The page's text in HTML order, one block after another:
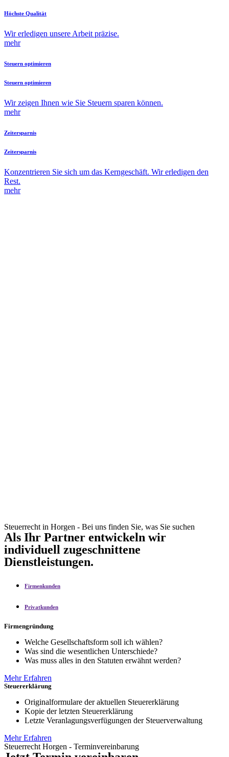
Höchste Qualität
Wir erledigen unsere Arbeit präzise.
mehr
Steuern optimieren
Steuern optimieren
Wir zeigen Ihnen wie Sie Steuern sparen können.
mehr
Zeitersparnis
Zeitersparnis
Konzentrieren Sie sich um das Kerngeschäft. Wir erledigen den
Rest.
mehr
Steuerrecht in Horgen - Bei uns finden Sie, was Sie suchen
Als Ihr Partner entwickeln wir
individuell zugeschnittene
Dienstleistungen.
Firmenkunden
Privatkunden
Firmengründung
Welche Gesellschaftsform soll ich wählen?
Was sind die wesentlichen Unterschiede?
Was muss alles in den Statuten erwähnt werden?
Mehr Erfahren
Steuererklärung
Originalformulare der aktuellen Steuererklärung
Kopie der letzten Steuererklärung
Letzte Veranlagungsverfügungen der Steuerverwaltung
Mehr Erfahren
Steuerrecht Horgen - Terminvereinbarung